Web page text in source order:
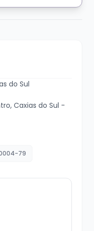
do Sul
Caxias do Sul -
79